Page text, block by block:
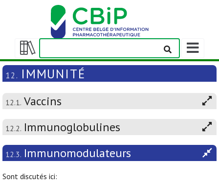
Afficher/masquer
la
table
matières
Afficher/
la
barre
navigation
12. IMMUNITÉ
12.1. Vaccins
12.2. Immunoglobulines
12.3. Immunomodulateurs
Sont discutés ici: